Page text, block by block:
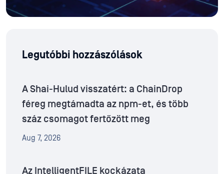
Legutóbbi hozzászólások
A Shai-Hulud visszatért: a ChainDrop
féreg megtámadta az npm-et, és több
száz csomagot fertőzött meg
Aug 7, 2026
Az IntelligentFILE kockázata